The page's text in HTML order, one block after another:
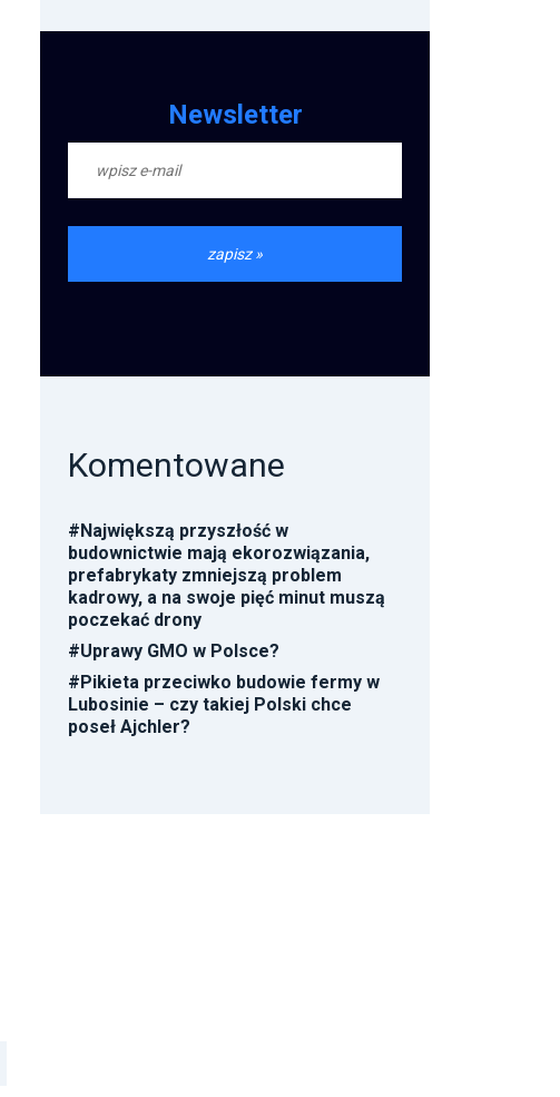
Newsletter
Komentowane
#Największą przyszłość w
budownictwie mają ekorozwiązania,
prefabrykaty zmniejszą problem
kadrowy, a na swoje pięć minut muszą
poczekać drony
#Uprawy GMO w Polsce?
#Pikieta przeciwko budowie fermy w
Lubosinie – czy takiej Polski chce
poseł Ajchler?